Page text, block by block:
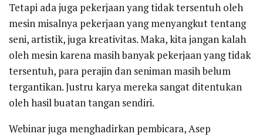
Tetapi ada juga pekerjaan yang tidak tersentuh oleh
mesin misalnya pekerjaan yang menyangkut tentang
seni, artistik, juga kreativitas. Maka, kita jangan kalah
oleh mesin karena masih banyak pekerjaan yang tidak
tersentuh, para perajin dan seniman masih belum
tergantikan. Justru karya mereka sangat ditentukan
oleh hasil buatan tangan sendiri.
Webinar juga menghadirkan pembicara, Asep